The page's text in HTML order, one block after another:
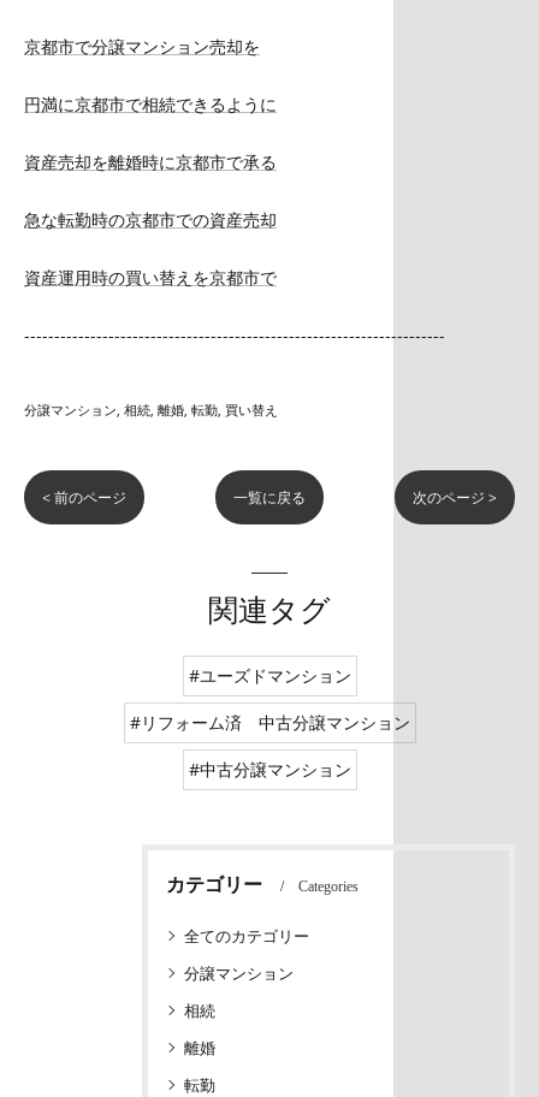
京都市で分譲マンション売却を
円満に京都市で相続できるように
資産売却を離婚時に京都市で承る
急な転勤時の京都市での資産売却
資産運用時の買い替えを京都市で
----------------------------------------------------------------------
分譲マンション 相続 離婚 転勤 買い替え
< 前のページ 一覧に戻る 次のページ >
関連タグ
#ユーズドマンション
#リフォーム済 中古分譲マンション
#中古分譲マンション
カテゴリー Categories
全てのカテゴリー
分譲マンション
相続
離婚
転勤